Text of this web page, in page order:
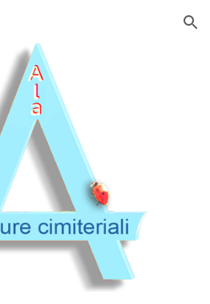
Skip to navigation